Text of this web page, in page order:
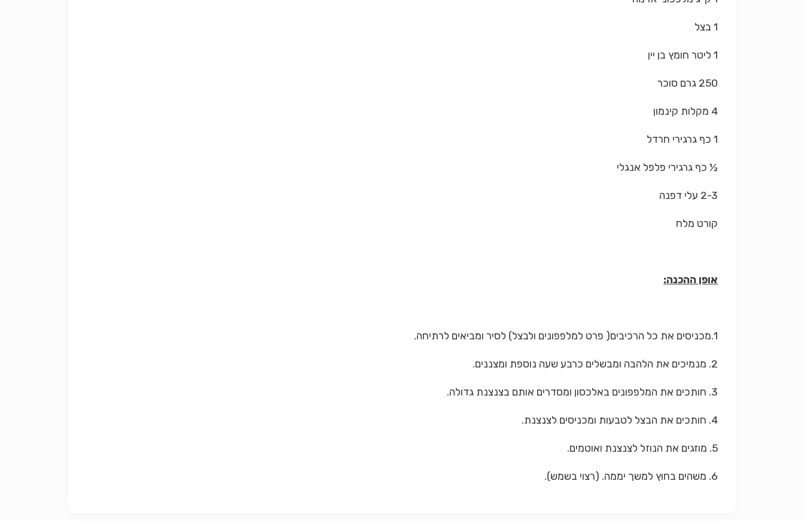
1 בצל
1 ליטר חומץ בן יין
250 גרם סוכר
4 מקלות קינמון
1 כף גרגירי חרדל
½ כף גרגירי פלפל אנגלי
2-3 עלי דפנה
קורט מלח
אופן ההכנה:
1.מכניסים את כל הרכיבים( פרט למלפפונים ולבצל) לסיר ומביאים לרתיחה.
2. מנמיכים את הלהבה ומבשלים כרבע שעה נוספת ומצננים.
3. חותכים את המלפפונים באלכסון ומסדרים אותם בצנצנת גדולה.
4. חותכים את הבצל לטבעות ומכניסים לצנצנת.
5. מוזגים את הנוזל לצנצנת ואוטמים.
6. משהים בחוץ למשך יממה. (רצוי בשמש).